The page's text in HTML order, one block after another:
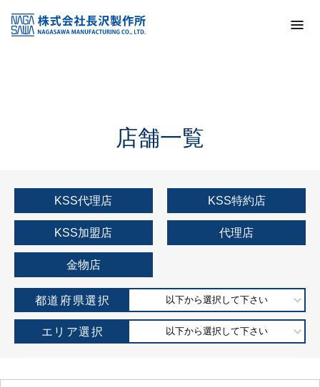
KSS加盟店・取扱店情報
店舗一覧
店舗一覧
KSS代理店 KSS特約店
KSS加盟店 代理店
金物店
都道府県選択 以下から選択して下さい
エリア選択 以下から選択して下さい